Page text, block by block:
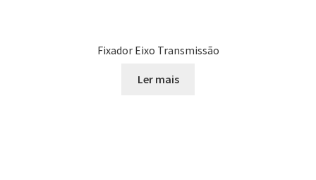
Fixador Eixo Transmissão
Ler mais